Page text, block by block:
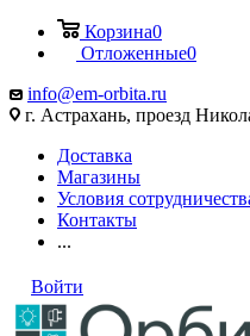
Корзина0
Отложенные0
info@em-orbita.ru
г. Астрахань, проезд
Доставка
Магазины
Условия
Контакты
...
Войти